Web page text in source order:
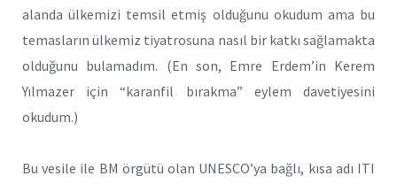
alanda ülkemizi temsil etmiş olduğunu okudum ama bu
temasların ülkemiz tiyatrosuna nasıl bir katkı sağlamakta
olduğunu bulamadım. (En son, Emre Erdem’in Kerem
Yılmazer için “karanfil bırakma” eylem davetiyesini
okudum.)
Bu vesile ile BM örgütü olan UNESCO’ya bağlı, kısa adı ITI